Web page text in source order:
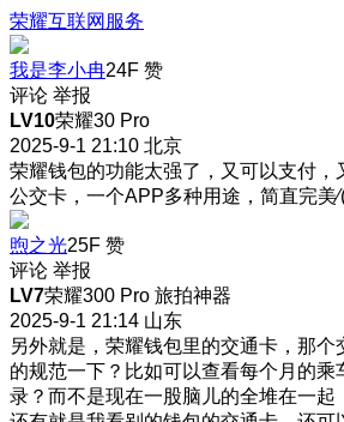
荣耀互联网服务
我是李小冉24F 赞
评论 举报
LV10荣耀30 Pro
2025-9-1 21:10 北京
荣耀钱包的功能太强了，又可以支付，
公交卡，一个APP多种用途，简直完美
煦之光25F 赞
评论 举报
LV7荣耀300 Pro 旅拍神器
2025-9-1 21:14 山东
另外就是，荣耀钱包里的交通卡，那
的规范一下？比如可以查看每个月的
录？而不是现在一股脑儿的全堆在一起